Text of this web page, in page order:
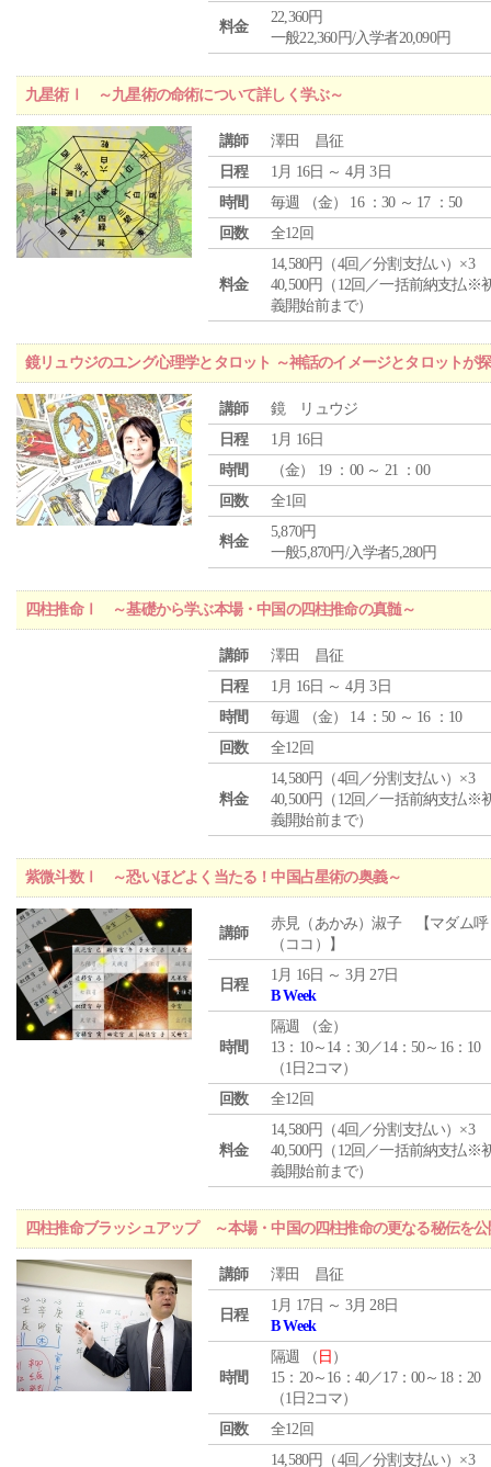
料金
22,360円
一般22,360円/入学者20,090円
九星術Ⅰ ～九星術の命術について詳しく学ぶ～
講師
澤田 昌征
日程
1月 16日 ～ 4月 3日
時間
毎週 （金） 16 ：30 ～ 17 ：50
回数
全12回
料金
14,580円（4回／分割支払い）×3
40,500円（12回／一括前納支払※
義開始前まで）
鏡リュウジのユング心理学とタロット ～神話のイメージとタロットが
講師
鏡 リュウジ
日程
1月 16日
時間
（金） 19 ：00 ～ 21 ：00
回数
全1回
料金
5,870円
一般5,870円/入学者5,280円
四柱推命Ⅰ ～基礎から学ぶ本場・中国の四柱推命の真髄～
講師
澤田 昌征
日程
1月 16日 ～ 4月 3日
時間
毎週 （金） 14 ：50 ～ 16 ：10
回数
全12回
料金
14,580円（4回／分割支払い）×3
40,500円（12回／一括前納支払※
義開始前まで）
紫微斗数Ⅰ ～恐いほどよく当たる！中国占星術の奥義～
講師
赤見（あかみ）淑子 【マダム呼
（ココ）】
日程
1月 16日 ～ 3月 27日
B Week
時間
隔週 （金）
13：10～14：30／14：50～16：10
（1日2コマ）
回数
全12回
料金
14,580円（4回／分割支払い）×3
40,500円（12回／一括前納支払※
義開始前まで）
四柱推命ブラッシュアップ ～本場・中国の四柱推命の更なる秘伝を
講師 澤田 昌征
日程
1月 17日 ～ 3月 28日
B Week
時間
隔週 （ 日 ）
15：20～16：40／17：00～18：20
（1日2コマ）
回数
全12回
14,580円（4回／分割支払い）×3